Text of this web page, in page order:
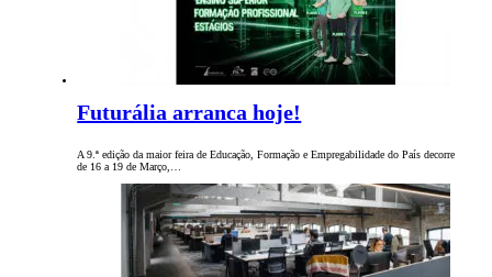
Futurália arranca hoje!
A 9.ª edição da maior feira de Educação, Formação e Empregabilidade do País decorre
de 16 a 19 de Março,…